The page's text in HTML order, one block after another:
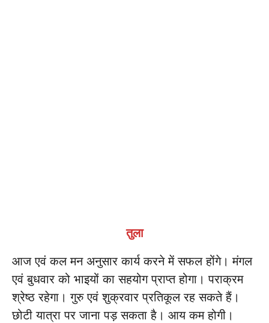
तुला
आज एवं कल मन अनुसार कार्य करने में सफल होंगे। मंगल
एवं बुधवार को भाइयों का सहयोग प्राप्त होगा। पराक्रम
श्रेष्ठ रहेगा। गुरु एवं शुक्रवार प्रतिकूल रह सकते हैं।
छोटी यात्रा पर जाना पड़ सकता है। आय कम होगी।